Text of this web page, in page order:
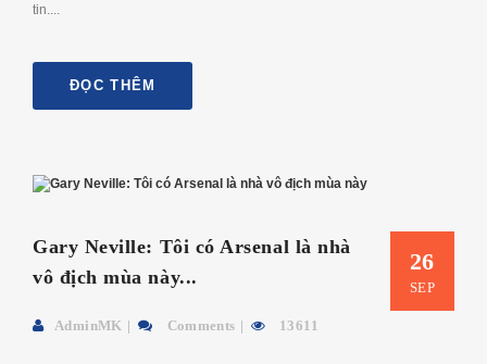
tin....
ĐỌC THÊM
26
SEP
Gary Neville: Tôi có Arsenal là nhà
vô địch mùa này...
AdminMK Comments 13611